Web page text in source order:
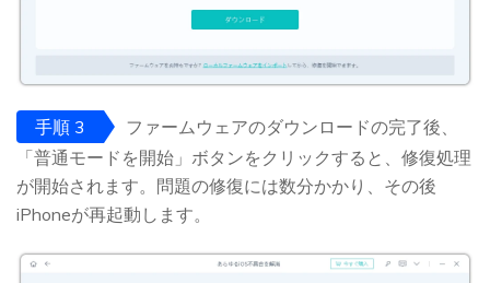
手順 3
ファームウェアのダウンロードの完了後、
「普通モードを開始」ボタンをクリックすると、修復処理
が開始されます。問題の修復には数分かかり、その後
iPhoneが再起動します。